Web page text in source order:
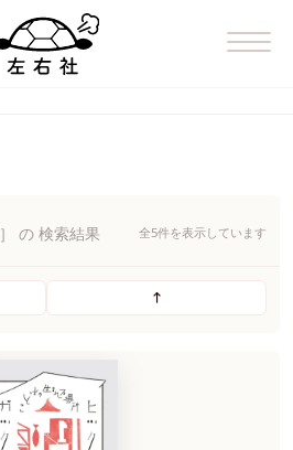
］ の 検索結果 全5件を表示しています